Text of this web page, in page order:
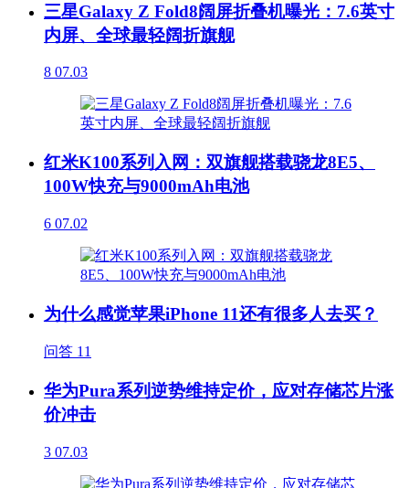
三星Galaxy Z Fold8阔屏折叠机曝光：7.6英寸
内屏、全球最轻阔折旗舰
8 07.03
红米K100系列入网：双旗舰搭载骁龙8E5、
100W快充与9000mAh电池
6 07.02
为什么感觉苹果iPhone 11还有很多人去买？
问答 11
华为Pura系列逆势维持定价，应对存储芯片涨
价冲击
3 07.03